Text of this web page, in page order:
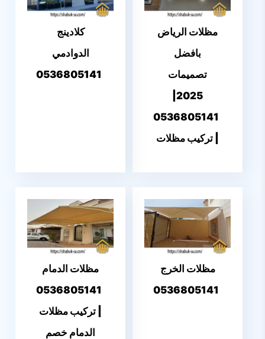
مظلات الرياض
بافضل
تصميمات
2025|
0536805141
| تركيب مظلات
كلادينج
الدوادمي
0536805141
مظلات الخرج
0536805141
مظلات الدمام
0536805141
| تركيب مظلات
الدمام خصم